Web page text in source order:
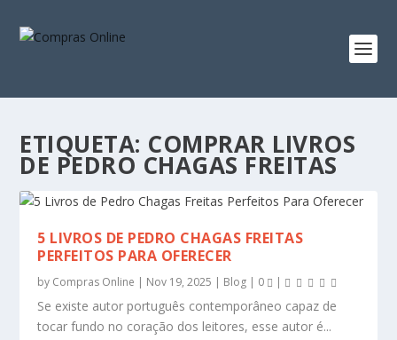
ETIQUETA: COMPRAR LIVROS
DE PEDRO CHAGAS FREITAS
5 LIVROS DE PEDRO CHAGAS FREITAS
PERFEITOS PARA OFERECER
by Compras Online | Nov 19, 2025 | Blog | 0 |
Se existe autor português contemporâneo capaz de
tocar fundo no coração dos leitores, esse autor é...